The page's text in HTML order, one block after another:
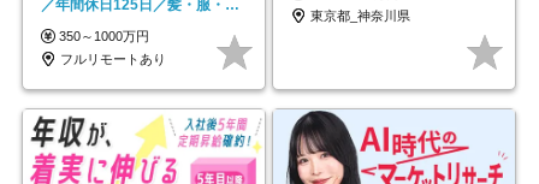
／年間休日125日／髪・服・ネ
イル自由／研修充実で安心
350～1000万円
フルリモートあり
東京都_神奈川県